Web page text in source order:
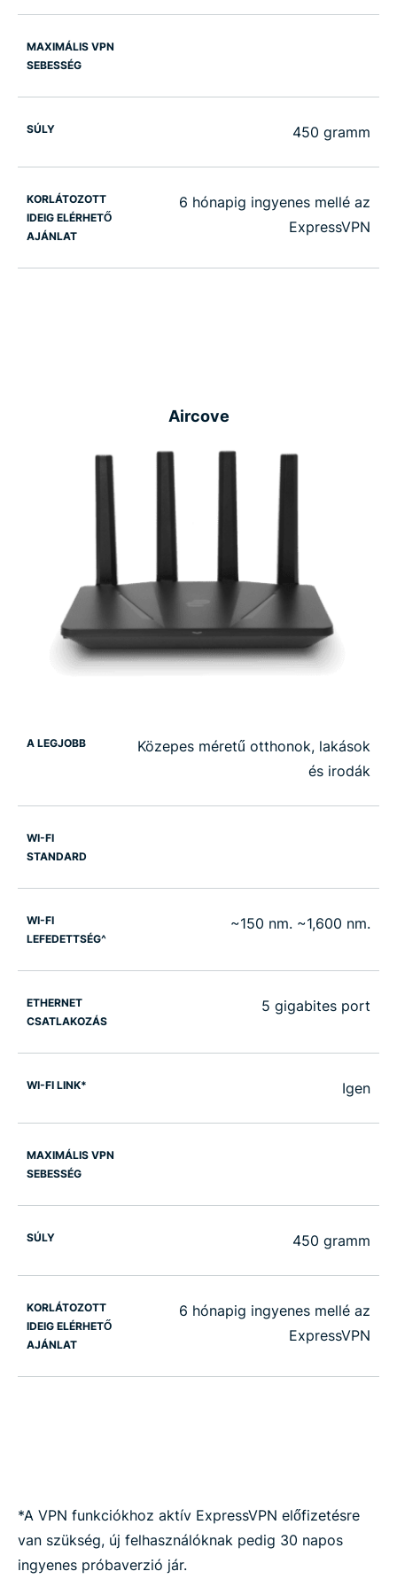
MAXIMÁLIS VPN
SEBESSÉG
SÚLY 450 gramm
KORLÁTOZOTT
IDEIG ELÉRHETŐ
AJÁNLAT
6 hónapig ingyenes mellé az
ExpressVPN
Aircove
A LEGJOBB
Közepes méretű otthonok, lakások
és irodák
WI-FI
STANDARD
WI-FI
LEFEDETTSÉG^
~150 nm. ~1,600 nm.
ETHERNET
CSATLAKOZÁS
5 gigabites port
WI-FI LINK* Igen
MAXIMÁLIS VPN
SEBESSÉG
SÚLY 450 gramm
KORLÁTOZOTT
IDEIG ELÉRHETŐ
AJÁNLAT
6 hónapig ingyenes mellé az
ExpressVPN
*A VPN funkciókhoz aktív ExpressVPN előfizetésre
van szükség, új felhasználóknak pedig 30 napos
ingyenes próbaverzió jár.